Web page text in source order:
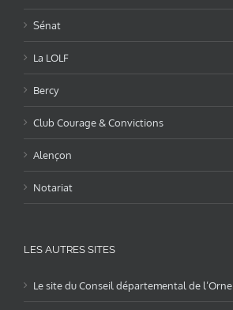
Sénat
La LOLF
Bercy
Club Courage & Convictions
Alençon
Notariat
LES AUTRES SITES
Le site du Conseil départemental de l’Orne